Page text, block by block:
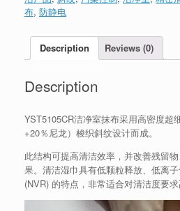
布, 防静电
Description Reviews (0)
Description
YST5105CR洁净室抹布采用高密度超
+20％尼龙）梭织斜纹设计而成。
此结构可提高清洁效率，并改善残留
果。清洁湿巾具有低颗粒释放、低离
(NVR) 的特点，非常适合对清洁度要求